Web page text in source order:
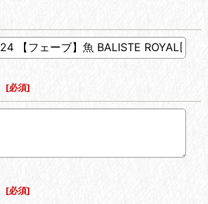
[必須]
[必須]